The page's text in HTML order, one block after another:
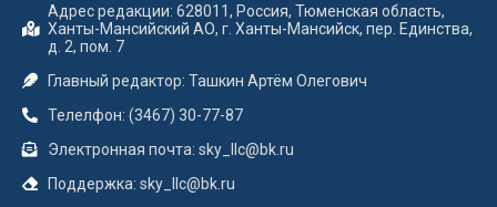
Адрес редакции: 628011, Россия, Тюменская область,
Ханты-Мансийский АО, г. Ханты-Мансийск, пер. Единства,
д. 2, пом. 7
Главный редактор: Ташкин Артём Олегович
Телелфон: (3467) 30-77-87
Электронная почта: sky_llc@bk.ru
Поддержка: sky_llc@bk.ru